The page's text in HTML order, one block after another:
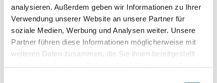
analysieren. Außerdem geben wir Informationen zu Ihrer
Verwendung unserer Website an unsere Partner für
soziale Medien, Werbung und Analysen weiter. Unsere
Partner führen diese Informationen möglicherweise mit
weiteren Daten zusammen, die Sie ihnen bereitgestellt
Umrechnungsfaktoren